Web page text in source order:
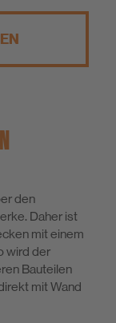
den
Daher ist
mit einem
wird der
Bauteilen
mit Wand